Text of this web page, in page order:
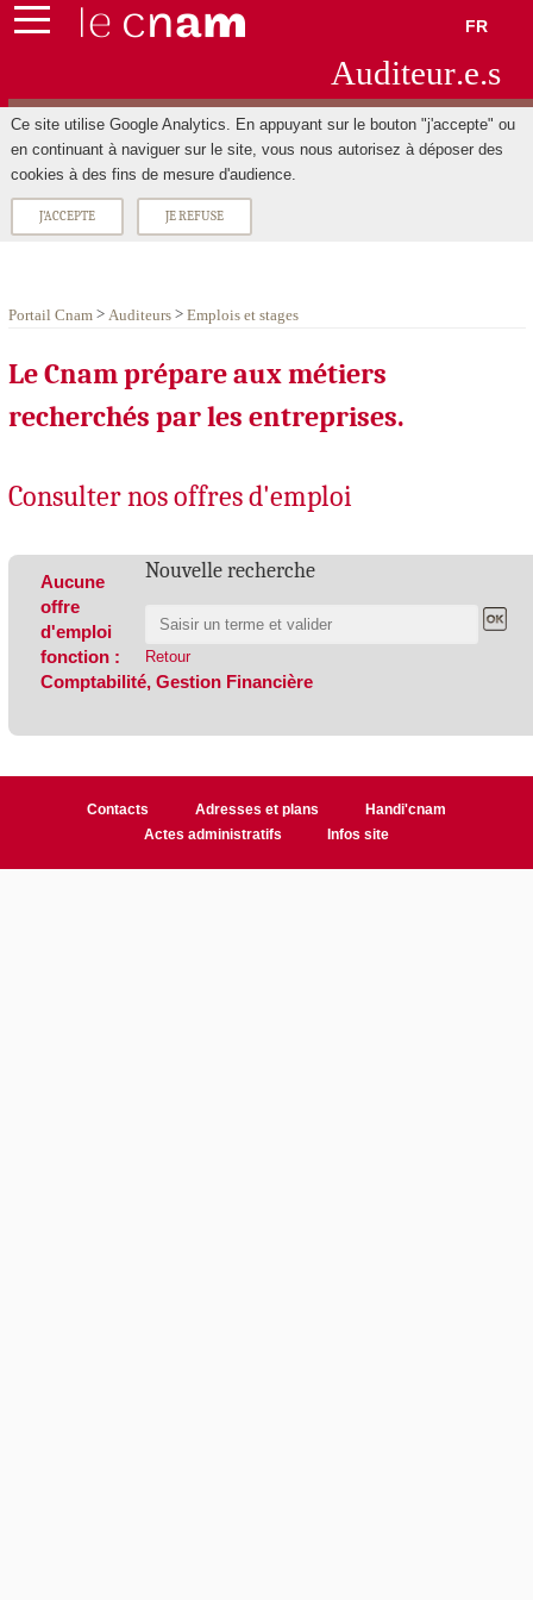
FR
Auditeur.e.s
Ce site utilise Google Analytics. En appuyant sur le bouton "j'accepte" ou
en continuant à naviguer sur le site, vous nous autorisez à déposer des
cookies à des fins de mesure d'audience.
J'ACCEPTE JE REFUSE
Portail Cnam > Auditeurs> Emplois et stages
Le Cnam prépare aux métiers
recherchés par les entreprises.
Consulter nos offres d'emploi
Nouvelle recherche
Retour
Aucune
offre
d'emploi
fonction :
Comptabilité, Gestion Financière
Contacts Adresses et plans
Handi'cnam
Actes administratifs
Infos site